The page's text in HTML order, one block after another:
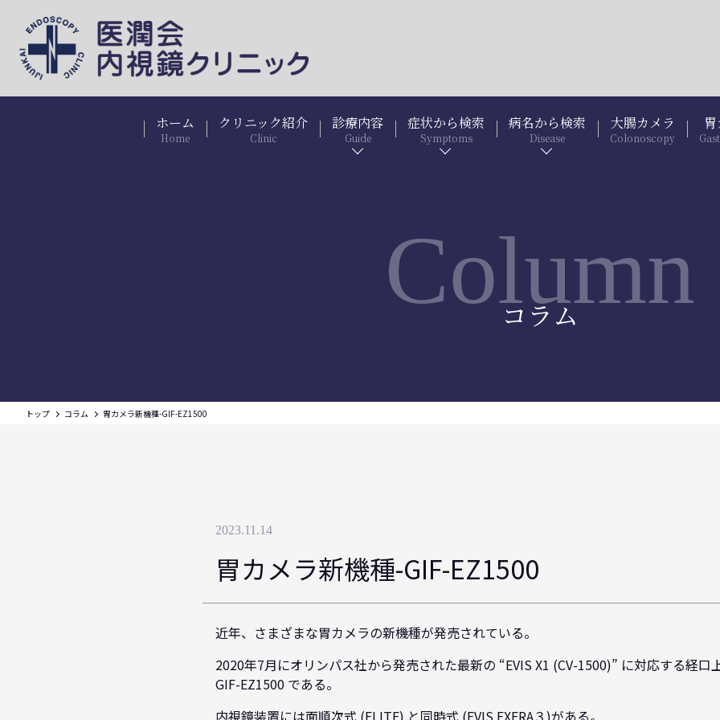
ホーム
Home
クリニック紹介
Clinic
診療内容
Guide
症状から検索
Symptoms
病名から検索
Disease
大腸カメラ
Colonoscopy
Column
コラム
トップ コラム 胃カメラ新機種-GIF-EZ1500
2023.11.14
胃カメラ新機種-GIF-EZ1500
近年、さまざまな胃カメラの新機種が発売されている。
2020年7月にオリンパス社から発売された最新の “EVIS X1 (CV-1500)” に対応する経口
GIF-EZ1500 である。
内視鏡装置には面順次式 (ELITE) と同時式 (EVIS EXERA３)がある。